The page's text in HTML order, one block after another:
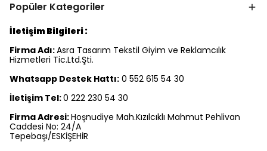
Popüler Kategoriler
İletişim Bilgileri :
Firma Adı:Asra Tasarım Tekstil Giyim ve Reklamcılık
Hizmetleri Tic.Ltd.Şti.
Whatsapp Destek Hattı: 0 552 615 54 30
İletişim Tel:0 222 230 54 30
Firma Adresi:Hoşnudiye Mah.Kızılcıklı Mahmut Pehlivan
Caddesi No: 24/A
Tepebaşı/ESKİŞEHİR